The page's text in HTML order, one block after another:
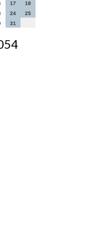
17
18
24
25
31